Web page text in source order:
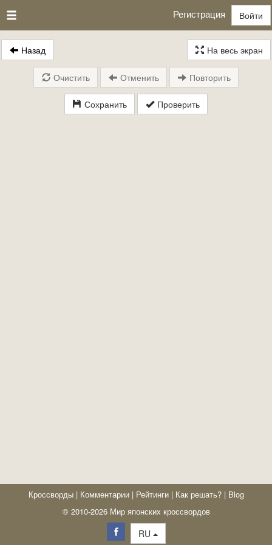
Регистрация Войти
Назад На весь экран
Сохранить Проверить
Очистить Отменить Повторить
Кроссворды | Комментарии | Рейтинги | Как решать? | Blog
© 2010-2026 Мир японских кроссвордов
RU